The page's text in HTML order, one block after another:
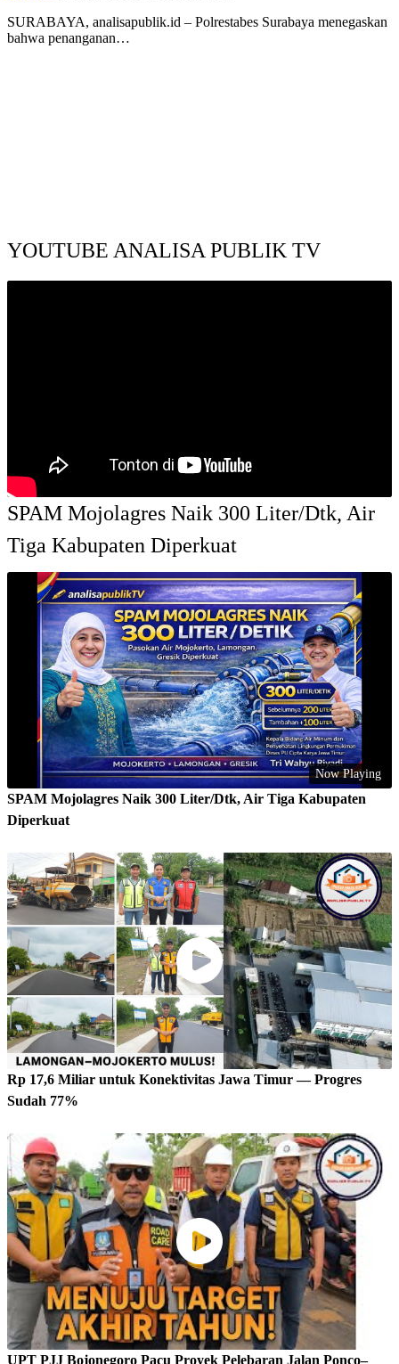
SURABAYA, analisapublik.id – Polrestabes Surabaya menegaskan
bahwa penanganan…
YOUTUBE ANALISA PUBLIK TV
SPAM Mojolagres Naik 300 Liter/Dtk, Air
Tiga Kabupaten Diperkuat
Now Playing
SPAM Mojolagres Naik 300 Liter/Dtk, Air Tiga Kabupaten
Diperkuat
Rp 17,6 Miliar untuk Konektivitas Jawa Timur — Progres
Sudah 77%
UPT PJJ Bojonegoro Pacu Proyek Pelebaran Jalan Ponco–